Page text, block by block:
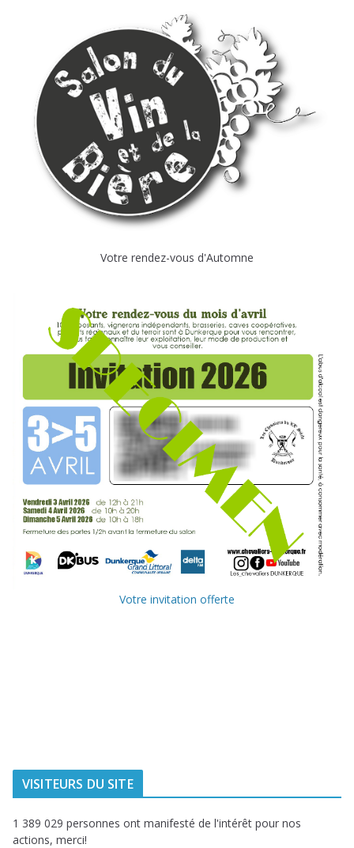
Votre rendez-vous d'Automne
Votre invitation offerte
VISITEURS DU SITE
1 389 029 personnes ont manifesté de l'intérêt pour nos
actions, merci!